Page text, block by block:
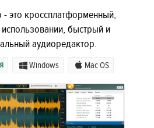
- это кроссплатформенный,
использовании, быстрый и
аудиоредактор.
Windows Mac OS